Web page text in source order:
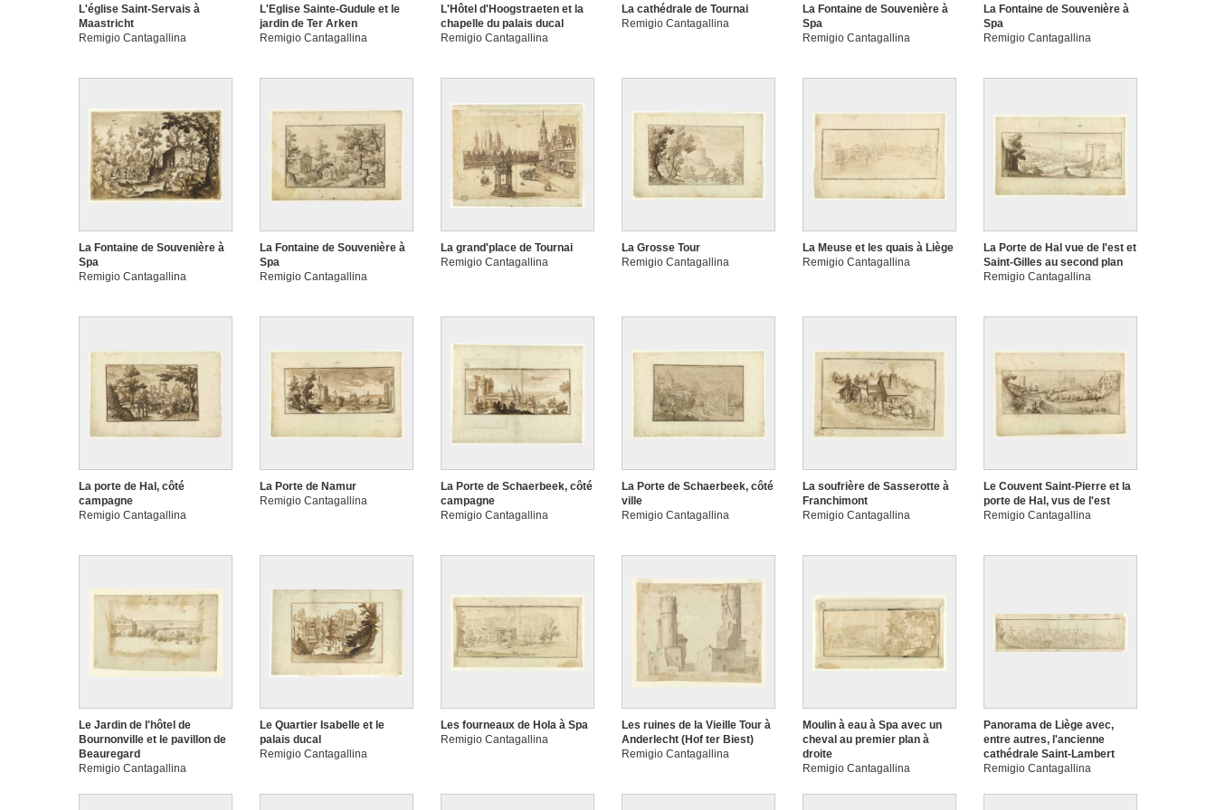
L'église Saint-Servais à
Maastricht
Remigio Cantagallina
L'Eglise Sainte-Gudule et le
jardin de Ter Arken
Remigio Cantagallina
L'Hôtel d'Hoogstraeten et la
chapelle du palais ducal
Remigio Cantagallina
La cathédrale de Tournai
Remigio Cantagallina
La Fontaine de Souvenière à
Spa
Remigio Cantagallina
La Fontaine de Souvenière à
Spa
Remigio Cantagallina
La Fontaine de Souvenière à
Spa
Remigio Cantagallina
La Fontaine de Souvenière à
Spa
Remigio Cantagallina
La grand'place de Tournai
Remigio Cantagallina
La Grosse Tour
Remigio Cantagallina
La Meuse et les quais à Liège
Remigio Cantagallina
La Porte de Hal vue de l'est et
Saint-Gilles au second plan
Remigio Cantagallina
La porte de Hal, côté
campagne
Remigio Cantagallina
La Porte de Namur
Remigio Cantagallina
La Porte de Schaerbeek, côté
campagne
Remigio Cantagallina
La Porte de Schaerbeek, côté
ville
Remigio Cantagallina
La soufrière de Sasserotte à
Franchimont
Remigio Cantagallina
Le Couvent Saint-Pierre et la
porte de Hal, vus de l'est
Remigio Cantagallina
Le Jardin de l'hôtel de
Bournonville et le pavillon de
Beauregard
Remigio Cantagallina
Le Quartier Isabelle et le
palais ducal
Remigio Cantagallina
Les fourneaux de Hola à Spa
Remigio Cantagallina
Les ruines de la Vieille Tour à
Anderlecht (Hof ter Biest)
Remigio Cantagallina
Moulin à eau à Spa avec un
cheval au premier plan à
droite
Remigio Cantagallina
Panorama de Liège avec,
entre autres, l'ancienne
cathédrale Saint-Lambert
Remigio Cantagallina